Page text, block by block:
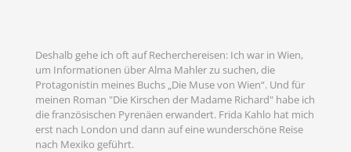
Deshalb gehe ich oft auf Recherchereisen: Ich war in Wien,
um Informationen über Alma Mahler zu suchen, die
Protagonistin meines Buchs „Die Muse von Wien“. Und für
meinen Roman "Die Kirschen der Madame Richard" habe ich
die französischen Pyrenäen erwandert. Frida Kahlo hat mich
erst nach London und dann auf eine wunderschöne Reise
nach Mexiko geführt.